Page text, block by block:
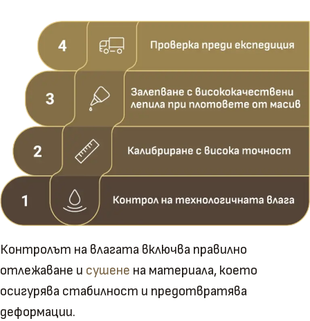
Контролът на влагата включва правилно
отлежаване и сушене на материала, което
осигурява стабилност и предотвратява
деформации.